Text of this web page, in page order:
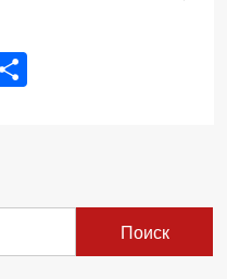
Отправить
Поиск